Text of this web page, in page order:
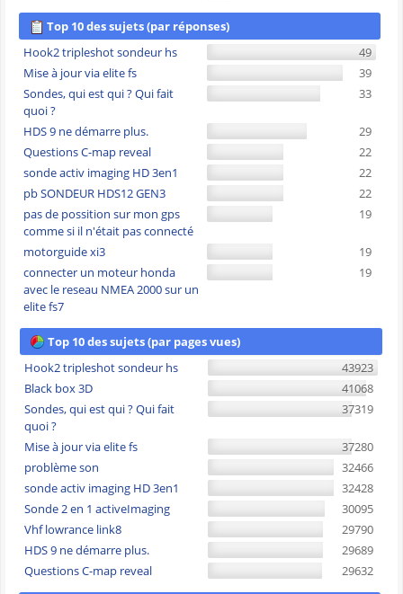
Top 10 des sujets (par réponses)
Hook2 tripleshot sondeur hs
49
Mise à jour via elite fs
39
Sondes, qui est qui ? Qui fait
quoi ?
33
HDS 9 ne démarre plus.
29
Questions C-map reveal
22
sonde activ imaging HD 3en1
22
pb SONDEUR HDS12 GEN3
22
pas de possition sur mon gps
comme si il n'était pas connecté
19
motorguide xi3
19
connecter un moteur honda
avec le reseau NMEA 2000 sur un
elite fs7
19
Top 10 des sujets (par pages vues)
Hook2 tripleshot sondeur hs
43923
Black box 3D
41068
Sondes, qui est qui ? Qui fait
quoi ?
37319
Mise à jour via elite fs
37280
problème son
32466
sonde activ imaging HD 3en1
32428
Sonde 2 en 1 activeImaging
30095
Vhf lowrance link8
29790
HDS 9 ne démarre plus.
29689
Questions C-map reveal
29632